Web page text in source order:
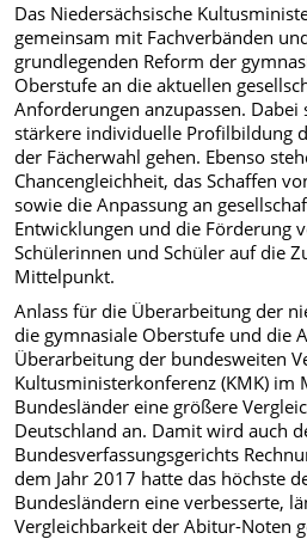
Das Niedersächsische
gemeinsam mit Fachverbänden
grundlegenden Reform der
Oberstufe an die aktuellen
Anforderungen anzupassen.
stärkere individuelle Profilbildung
der Fächerwahl gehen. Ebenso
Chancengleichheit, das Schaffen
sowie die Anpassung an
Entwicklungen und die Förderung
Schülerinnen und Schüler auf die
Mittelpunkt.
Anlass für die Überarbeitung der
die gymnasiale Oberstufe und die
Überarbeitung der bundesweiten
Kultusministerkonferenz (KMK) im
Bundesländer eine größere
Deutschland an. Damit wird auch
Bundesverfassungsgerichts
dem Jahr 2017 hatte das höchste
Bundesländern eine verbesserte,
Vergleichbarkeit der Abitur-Noten